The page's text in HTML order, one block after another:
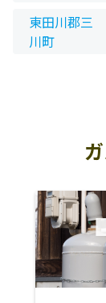
東田川郡三
川町